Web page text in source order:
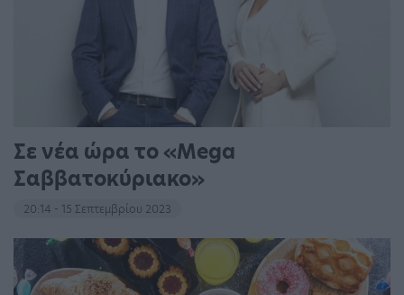
Σε νέα ώρα το «Mega
Σαββατοκύριακο»
20:14 - 15 Σεπτεμβρίου 2023